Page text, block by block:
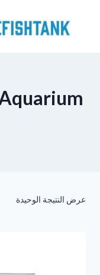
المحتوى
عرض النتيجة الوحيدة